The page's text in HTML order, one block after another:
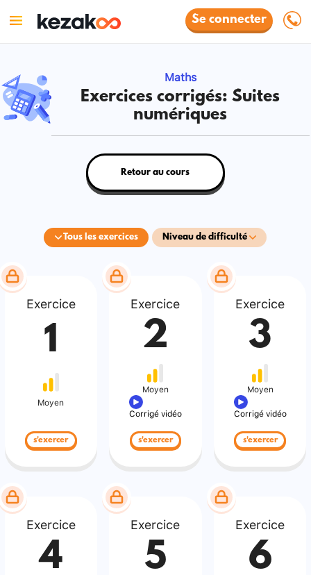
Se connecter
Maths
Exercices corrigés: Suites
numériques
Tous les exercices Niveau de difficulté
Retour au cours
Exercice
1
Moyen
s'exercer
Exercice
2
Moyen
Corrigé vidéo
s'exercer
Exercice
3
Moyen
Corrigé vidéo
s'exercer
Exercice
4
Exercice
5
Exercice
6